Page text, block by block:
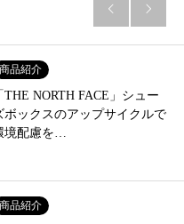
 
商品紹介
THE NORTH FACE」シュー
ボックスのアップサイクルで
境配慮を…
商品紹介